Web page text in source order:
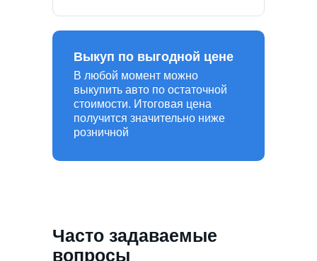
В любой момент можно
выкупить авто по остаточной
стоимости. Итоговая цена
получится значительно ниже
розничной
Выкуп по выгодной цене
Часто задаваемые
вопросы